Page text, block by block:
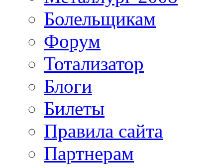
Болельщикам
Форум
Тотализатор
Блоги
Билеты
Правила сайта
Партнерам